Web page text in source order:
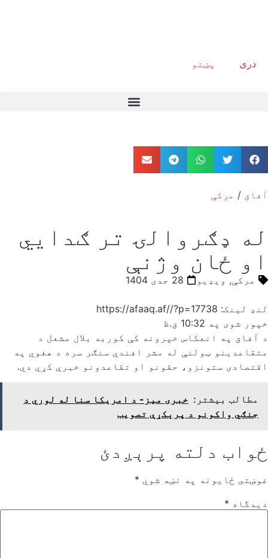
دری پښتو
آفاق / مرکې
له ډګروالۍ تر ګدايي
او ځان وژنې
مرکې, ویډیو 28 جدی 1404
لنډ لینک: https://afaaq.af//?p=17738
خپور شوی په 10:32 ق.ظ
د آفاق په انعکاس خپرونه کې کوربه بلال مشعل د
متقاعدینو ټولنې له مشر افندي سنګر سره د هغوي په
اقتصادی ستونزو، حقونو او تقاعدونو خبرې کړي دي.
مطالب بیشتر: خبری میز- د امریکا سنا له لوري د
جنګي واکونو د پرېکړې تصویب
ځواب دلته پرېږدئ
غوښتى ځایونه په نښه شوي *
دیدگاه *